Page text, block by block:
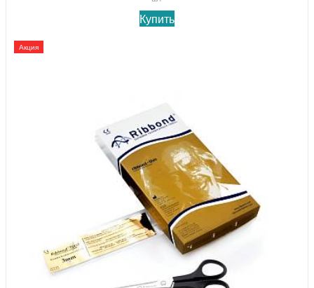
Купить
Акция